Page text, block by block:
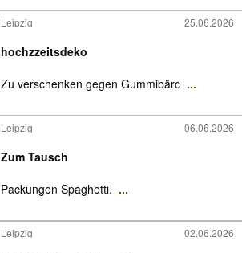
Leipzig 25.06.2026
hochzzeitsdeko
Zu verschenken gegen Gummibärc ...
Leipzig 06.06.2026
Zum Tausch
Packungen Spaghetti. ...
Leipzig 02.06.2026